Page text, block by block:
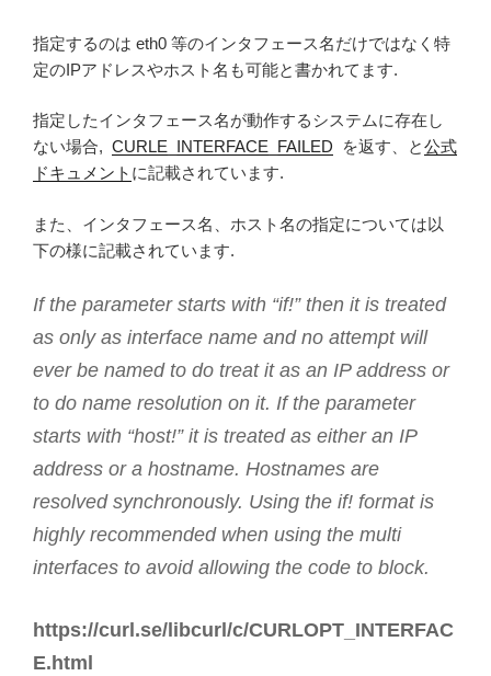
指定するのは eth0 等のインタフェース名だけではなく特
定のIPアドレスやホスト名も可能と書かれてます.
指定したインタフェース名が動作するシステムに存在し
ない場合, CURLE_INTERFACE_FAILED を返す、と公式
ドキュメント に記載されています.
また、インタフェース名、ホスト名の指定については以
下の様に記載されています.
If the parameter starts with “if!” then it is treated
as only as interface name and no attempt will
ever be named to do treat it as an IP address or
to do name resolution on it. If the parameter
starts with “host!” it is treated as either an IP
address or a hostname. Hostnames are
resolved synchronously. Using the if! format is
highly recommended when using the multi
interfaces to avoid allowing the code to block.
https://curl.se/libcurl/c/CURLOPT_INTERFAC
E.html